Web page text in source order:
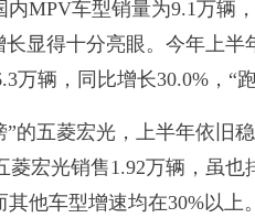
车型销量为9.1万辆
显得十分亮眼。今年上
万辆，同比增长30.0%，“
五菱宏光，上半年依旧稳
菱宏光销售1.92万辆，虽
他车型增速均在30%以